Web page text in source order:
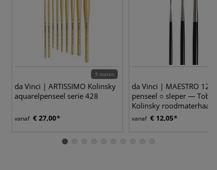
9 maten
da Vinci | ARTISSIMO Kolinsky
aquarelpenseel serie 428
vanaf € 27,00
da Vinci | MAESTRO
penseel ○ sleper —
Kolinsky roodmaterhaar
vanaf € 12,05